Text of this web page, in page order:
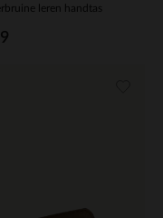
leren handtas